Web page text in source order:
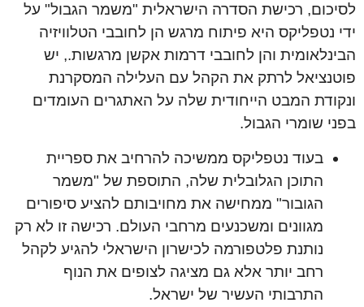
לסיכום, רכישת הסדרה הישראלית "משמר הגבול" על
ידי נטפליקס היא פיתוח מרגש הן לחובבי הטלוויזיה
הבינלאומית והן לחובבי דרמות אקשן מרגשות., יש
פוטנציאל לרתק את הקהל עם העלילה המסקרנת
ונקודת המבט הייחודית שלה על האתגרים העומדים
בפני שומרי הגבול.
בעוד נטפליקס ממשיכה להרחיב את ספריית
התוכן הגלובלית שלה, התוספת של "משמר
הגובור" ממחישה את מחויבותם להציע סיפורים
מגוונים ומשכנעים מרחבי העולם. רכישה זו לא רק
נותנת פלטפורמה לכישרון הישראלי להגיע לקהל
רחב יותר אלא גם מציגה לצופים את הנוף
התרבותי העשיר של ישראל.